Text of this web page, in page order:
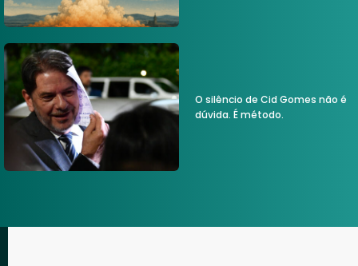
O silêncio de Cid Gomes não é
dúvida. É método.